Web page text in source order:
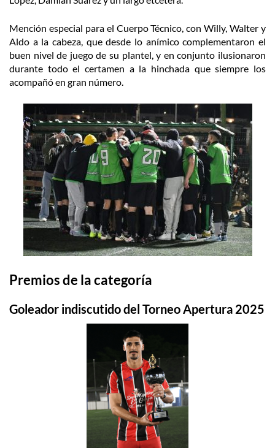
Mención especial para el Cuerpo Técnico, con Willy, Walter y
Aldo a la cabeza, que desde lo anímico complementaron el
buen nivel de juego de su plantel, y en conjunto ilusionaron
durante todo el certamen a la hinchada que siempre los
acompañó en gran número.
Premios de la categoría
Goleador indiscutido del Torneo Apertura 2025